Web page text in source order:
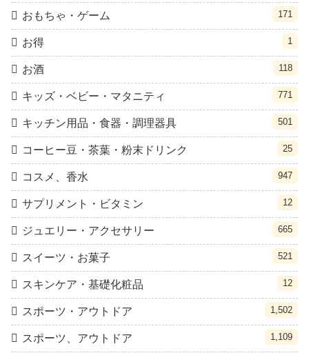
おもちゃ・ゲーム 171
お得 1
お酒 118
キッズ・ベビー・マタニティ 771
キッチン用品・食器・調理器具 501
コーヒー豆・茶葉・粉末ドリンク 25
コスメ、香水 947
サプリメント・ビタミン 12
ジュエリー・アクセサリー 665
スイーツ・お菓子 521
スキンケア・基礎化粧品 12
スポーツ・アウトドア 1,502
スポーツ、アウトドア 1,109